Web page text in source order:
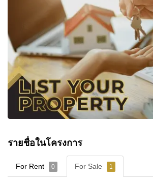
รายชื่อในโครงการ
For Rent 0 For Sale 1